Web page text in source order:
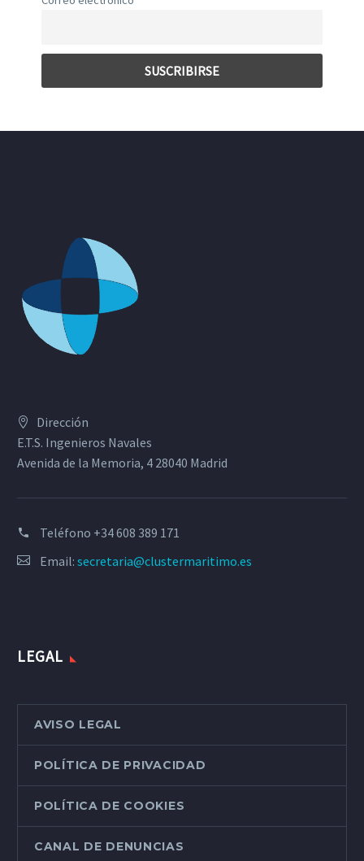
Dirección
E.T.S. Ingenieros Navales
Avenida de la Memoria, 4 28040 Madrid
Teléfono +34 608 389 171
Email: secretaria@clustermaritimo.es
LEGAL
AVISO LEGAL
POLÍTICA DE PRIVACIDAD
POLÍTICA DE COOKIES
CANAL DE DENUNCIAS